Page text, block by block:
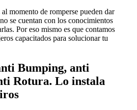
momento de romperse pueden dar
se cuentan con los conocimientos
Por eso mismo es que contamos
capacitados para solucionar tu
Bumping, anti
Rotura. Lo instala